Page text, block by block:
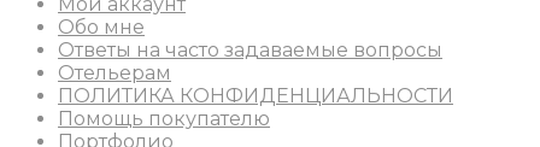
Обо мне
Ответы на часто задаваемые вопросы
Отельерам
ПОЛИТИКА КОНФИДЕНЦИАЛЬНОСТИ
Помощь покупателю
Портфолио